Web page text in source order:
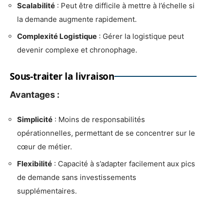
Scalabilité : Peut être difficile à mettre à l’échelle si
la demande augmente rapidement.
Complexité Logistique : Gérer la logistique peut
devenir complexe et chronophage.
Sous-traiter la livraison
Avantages :
Simplicité : Moins de responsabilités
opérationnelles, permettant de se concentrer sur le
cœur de métier.
Flexibilité : Capacité à s’adapter facilement aux pics
de demande sans investissements
supplémentaires.